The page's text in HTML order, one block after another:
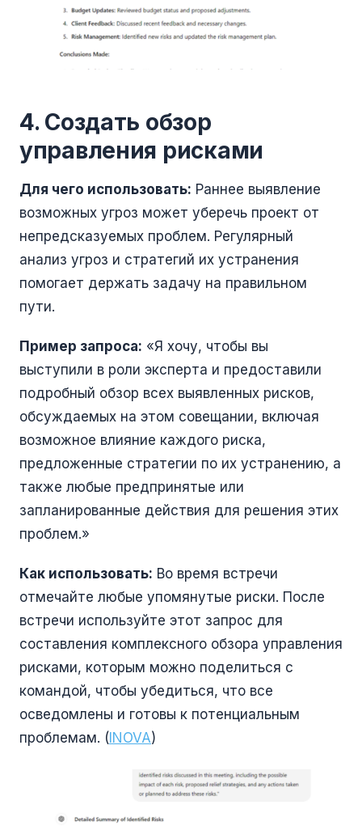
4. Создать обзор
управления рисками
Для чего использовать: Раннее выявление
возможных угроз может уберечь проект от
непредсказуемых проблем. Регулярный
анализ угроз и стратегий их устранения
помогает держать задачу на правильном
пути.
Пример запроса: «Я хочу, чтобы вы
выступили в роли эксперта и предоставили
подробный обзор всех выявленных рисков,
обсуждаемых на этом совещании, включая
возможное влияние каждого риска,
предложенные стратегии по их устранению, а
также любые предпринятые или
запланированные действия для решения этих
проблем.»
Как использовать: Во время встречи
отмечайте любые упомянутые риски. После
встречи используйте этот запрос для
составления комплексного обзора управления
рисками, которым можно поделиться с
командой, чтобы убедиться, что все
осведомлены и готовы к потенциальным
проблемам. ( INOVA)